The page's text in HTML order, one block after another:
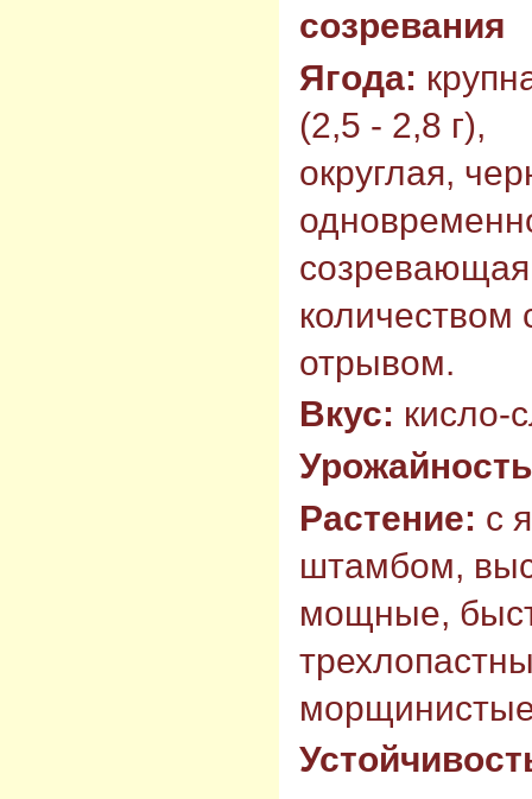
созревания
Ягода:
(2,5 - 2,8 г),
округлая,
количеством
отрывом.
Вкус: кисло-
Растение: с
штамбом,
мощные,